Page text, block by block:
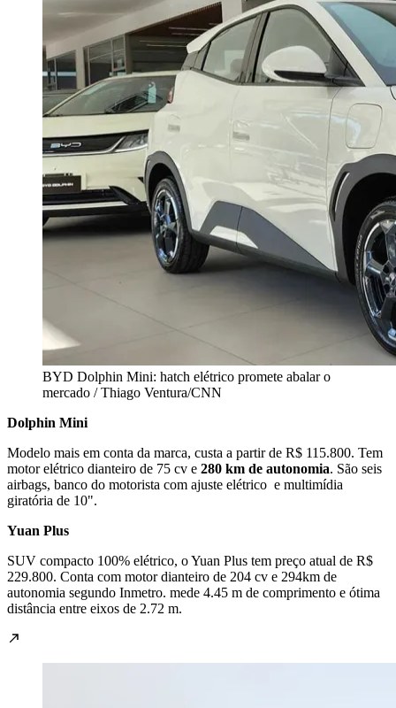
BYD Dolphin Mini: hatch elétrico promete abalar o
mercado / Thiago Ventura/CNN
Dolphin Mini
Modelo mais em conta da marca, custa a partir de R$ 115.800. Tem
motor elétrico dianteiro de 75 cv e 280 km de autonomia. São seis
airbags, banco do motorista com ajuste elétrico e multimídia
giratória de 10".
Yuan Plus
SUV compacto 100% elétrico, o Yuan Plus tem preço atual de R$
229.800. Conta com motor dianteiro de 204 cv e 294km de
autonomia segundo Inmetro. mede 4.45 m de comprimento e ótima
distância entre eixos de 2.72 m.